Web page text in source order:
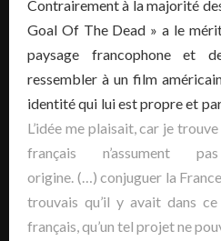
Contrairement à la majorité
Goal Of The Dead » a le
paysage francophone et
ressembler à un film
identité qui lui est propre et
L’idée me plaisait, car je
français n’assument
origine. (…) conjuguer la
trouvais qu’il y avait dans
français, qu’un tel projet ne